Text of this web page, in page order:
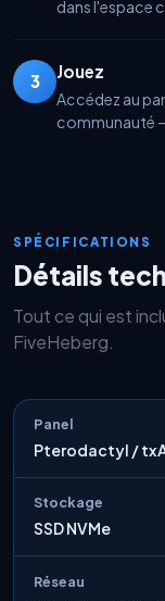
dans l'espace
3 Jouez
Accédez au
communauté
SPÉCIFICATIONS
Détails
Tout ce qui est
FiveHeberg.
Panel
Pterodactyl /
Stockage
SSD NVMe
Réseau